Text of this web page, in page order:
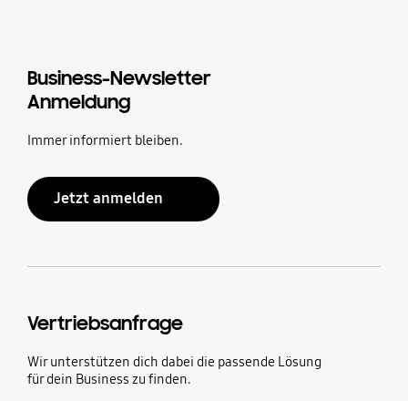
Business-Newsletter
Anmeldung
Immer informiert bleiben.
Jetzt anmelden
Vertriebsanfrage
Wir unterstützen dich dabei die passende Lösung
für dein Business zu finden.